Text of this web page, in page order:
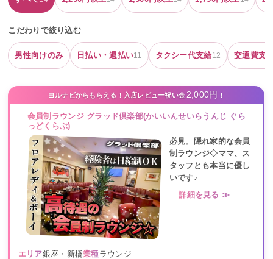
こだわりで絞り込む
男性向けのみ 日払い・週払い11 タクシー代支給12 交通費支
ヨルナビからもらえる！入店レビュー祝い金2,000円 ！
会員制ラウンジ グラッド倶楽部(かいいんせいらうんじ ぐら
っどくらぶ)
必見。隠れ家的な会員
制ラウンジ◇ママ、ス
タッフとも本当に優し
いです♪
詳細を見る ≫
エリア銀座・新橋業種ラウンジ